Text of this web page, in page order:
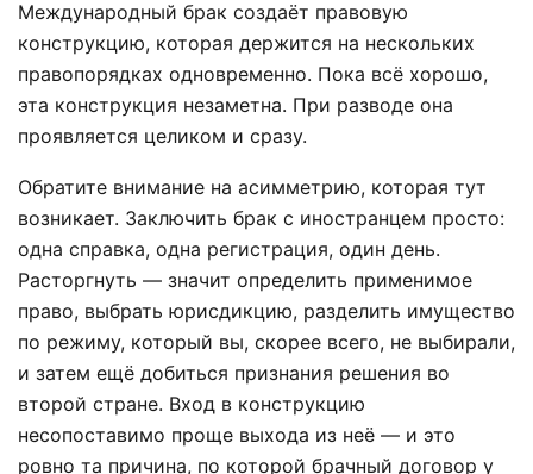
Международный брак создаёт правовую
конструкцию, которая держится на нескольких
правопорядках одновременно. Пока всё хорошо,
эта конструкция незаметна. При разводе она
проявляется целиком и сразу.
Обратите внимание на асимметрию, которая тут
возникает. Заключить брак с иностранцем просто:
одна справка, одна регистрация, один день.
Расторгнуть — значит определить применимое
право, выбрать юрисдикцию, разделить имущество
по режиму, который вы, скорее всего, не выбирали,
и затем ещё добиться признания решения во
второй стране. Вход в конструкцию
несопоставимо проще выхода из неё — и это
ровно та причина, по которой брачный договор у